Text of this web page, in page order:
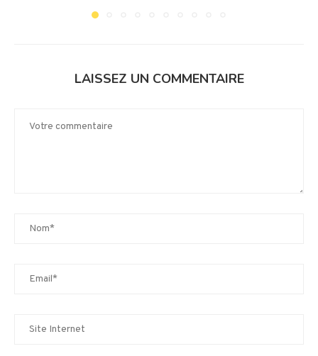
LAISSEZ UN COMMENTAIRE